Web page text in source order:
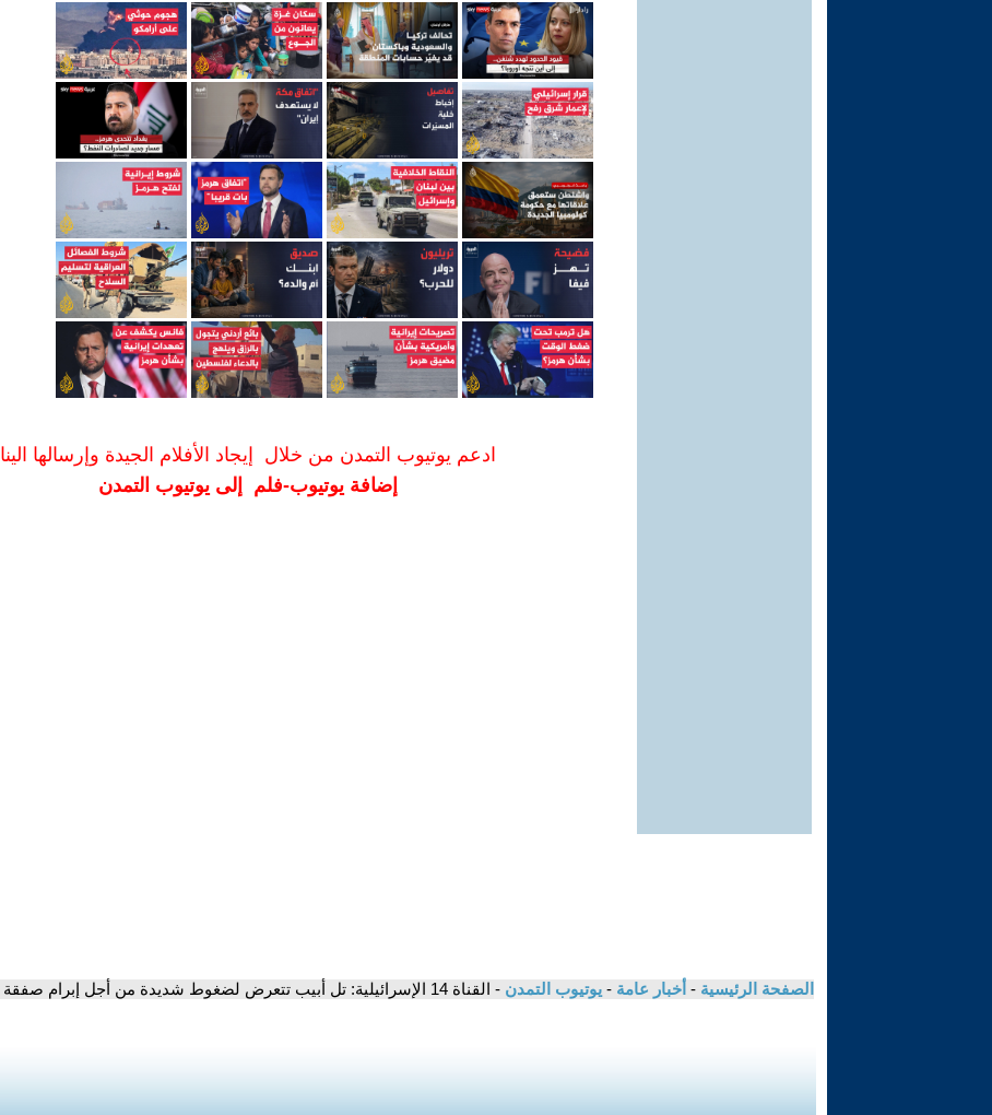
ادعم يوتيوب التمدن من خلال إيجاد الأفلام الجيدة وإرسالها الينا
إضافة يوتيوب-فلم إلى يوتيوب التمدن
الصفحة الرئيسية - أخبار عامة - يوتيوب التمدن - القناة 14 الإسرائيلية: تل أبيب تتعرض لضغوط شديدة من أجل إبرام صفقة